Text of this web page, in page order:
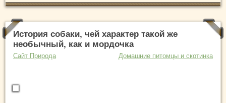
История собаки, чей характер такой же
необычный, как и мордочка
Сайт Природа Домашние питомцы и скотинка